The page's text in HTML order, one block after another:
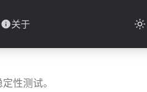
关于
性测试。